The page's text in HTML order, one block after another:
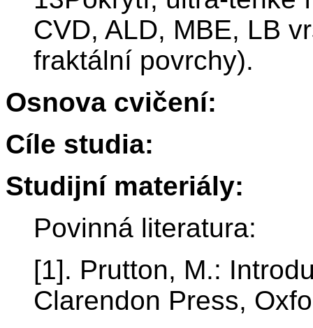
CVD, ALD, MBE, LB
fraktální povrchy).
Osnova cvičení:
Cíle studia:
Studijní materiály:
Povinná literatura:
[1]. Prutton, M.:
Clarendon Press,